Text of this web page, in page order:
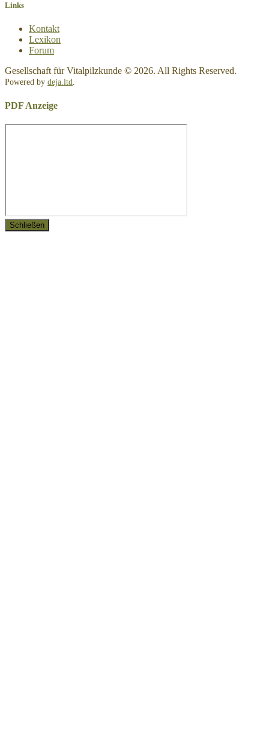
Links
Kontakt
Lexikon
Forum
Gesellschaft für Vitalpilzkunde © 2026. All Rights Reserved.
Powered by deja.ltd.
PDF Anzeige
Schließen